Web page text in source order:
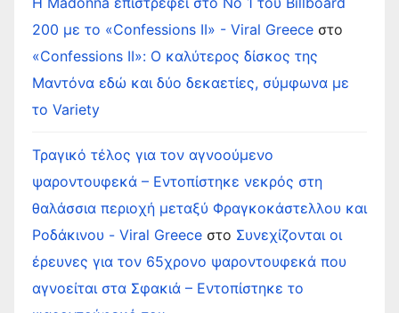
200 με το «Confessions II» - Viral Greece στο
«Confessions II»: Ο καλύτερος δίσκος της
Μαντόνα εδώ και δύο δεκαετίες, σύμφωνα με
το Variety
Τραγικό τέλος για τον αγνοούμενο
ψαροντουφεκά – Εντοπίστηκε νεκρός στη
θαλάσσια περιοχή μεταξύ Φραγκοκάστελλου και
Ροδάκινου - Viral Greece στο Συνεχίζονται οι
έρευνες για τον 65χρονο ψαροντουφεκά που
αγνοείται στα Σφακιά – Εντοπίστηκε το